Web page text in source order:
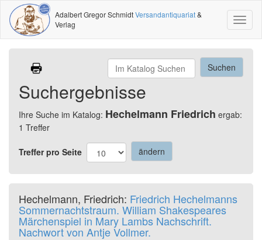
Adalbert Gregor SchmidtVersandantiquariat&
Verlag
Suchergebnisse
Ihre Suche im Katalog: Hechelmann Friedrich ergab:
1 Treffer
Treffer pro Seite
Hechelmann, Friedrich: Friedrich Hechelmanns
Sommernachtstraum. William Shakespeares
Märchenspiel in Mary Lambs Nachschrift.
Nachwort von Antje Vollmer.